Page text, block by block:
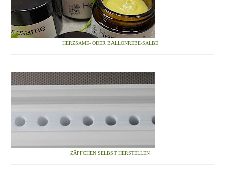
HERZSAME- ODER BALLONREBE-SALBE
ZÄPFCHEN SELBST HERSTELLEN